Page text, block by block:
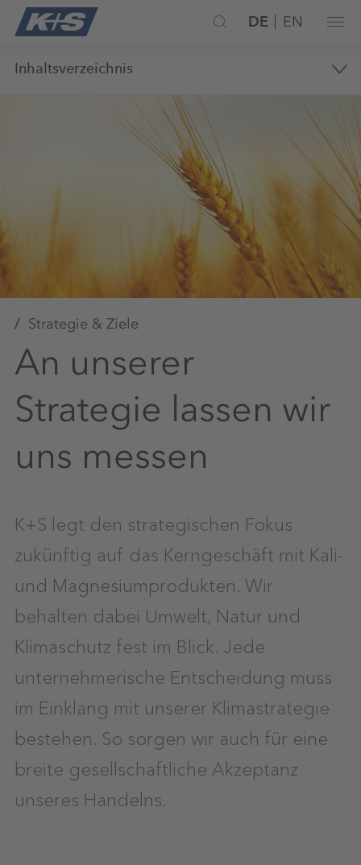
DE EN
Strategie & Ziele
An unserer
Strategie lassen wir
uns messen
Inhaltsverzeichnis
K+S legt den strategischen Fokus
zukünftig auf das Kerngeschäft mit Kali-
und Magnesiumprodukten. Wir
behalten dabei Umwelt, Natur und
Klimaschutz fest im Blick. Jede
unternehmerische Entscheidung muss
im Einklang mit unserer Klimastrategie
bestehen. So sorgen wir auch für eine
breite gesellschaftliche Akzeptanz
unseres Handelns.